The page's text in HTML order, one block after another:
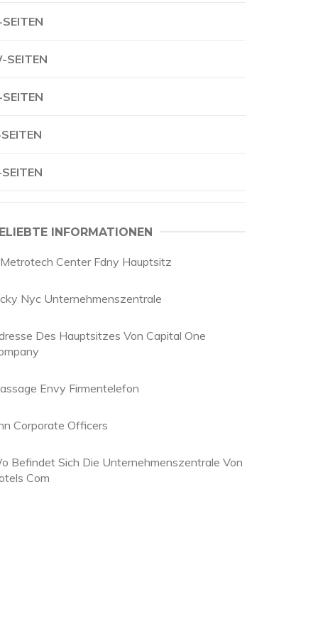
SEITEN
INFORMATIONEN
Center Fdny Hauptsitz
Nyc Unternehmenszentrale
Des Hauptsitzes Von Capital One
Envy Firmentelefon
Corporate Officers
Befindet Sich Die Unternehmenszentrale Von
Com